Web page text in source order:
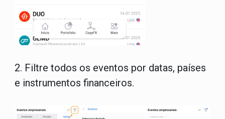
2. Filtre todos os eventos por datas, países
e instrumentos financeiros.